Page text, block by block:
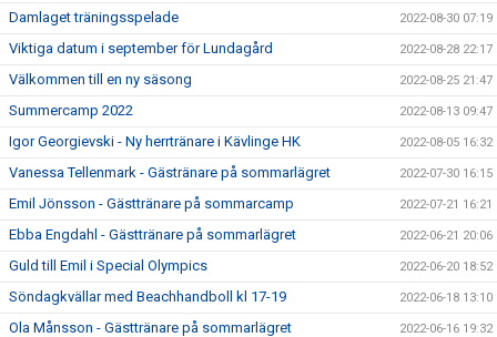
Damlaget träningsspelade 2022-08-30 07:19
Viktiga datum i september för Lundagård 2022-08-28 22:17
Välkommen till en ny säsong 2022-08-25 21:47
Summercamp 2022 2022-08-13 09:47
Igor Georgievski - Ny herrtränare i Kävlinge HK 2022-08-05 16:32
Vanessa Tellenmark - Gästränare på sommarlägret 2022-07-30 16:15
Emil Jönsson - Gästtränare på sommarcamp 2022-07-21 16:21
Ebba Engdahl - Gästtränare på sommarlägret 2022-06-21 20:06
Guld till Emil i Special Olympics 2022-06-20 18:52
Söndagkvällar med Beachhandboll kl 17-19 2022-06-18 13:10
Ola Månsson - Gästtränare på sommarlägret 2022-06-16 19:32